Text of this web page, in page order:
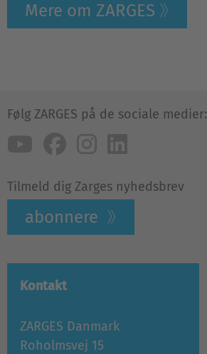
Mere om ZARGES
Følg ZARGES på de sociale medier:
Tilmeld dig Zarges nyhedsbrev
abonnere
Kontakt
ZARGES Danmark
Roholmsvej 15